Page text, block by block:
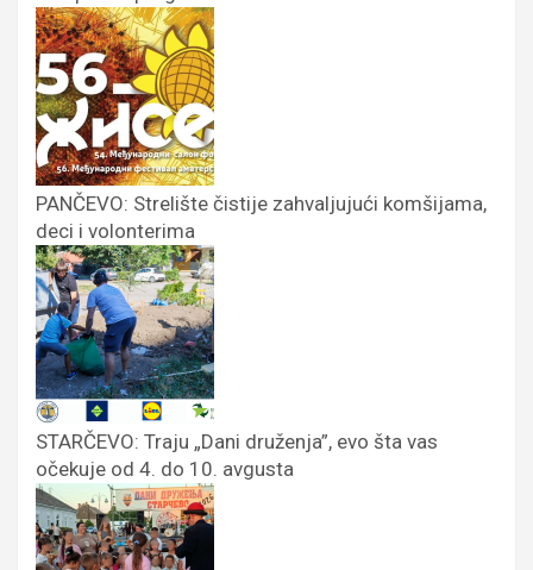
PANČEVO: Strelište čistije zahvaljujući komšijama,
deci i volonterima
STARČEVO: Traju „Dani druženja”, evo šta vas
očekuje od 4. do 10. avgusta